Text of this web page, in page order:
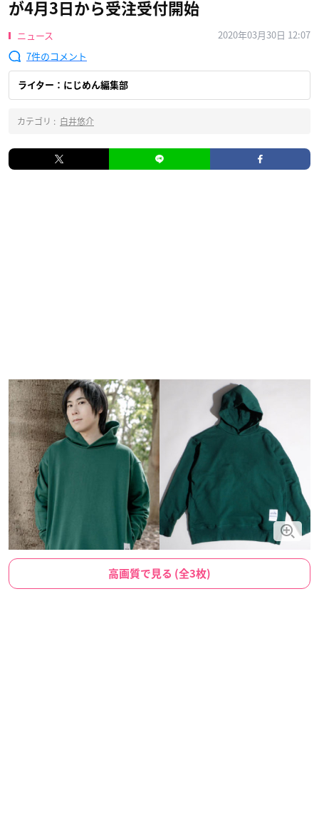
が4月3日から受注受付開始
ニュース
2020年03月30日 12:07
7
ライター：にじめん編集部
カテゴリ : 白井悠介
高画質で見る (全3枚)